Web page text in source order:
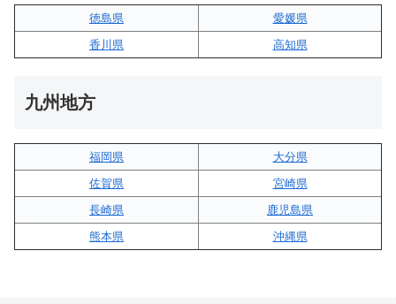
徳島県
愛媛県
香川県
高知県
九州地方
福岡県
大分県
佐賀県
宮崎県
長崎県
鹿児島県
熊本県
沖縄県